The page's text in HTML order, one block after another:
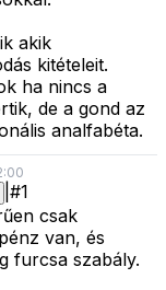
akik
kitételeit.
ha nincs a
de a gond az
analfabéta.
#1
csak
van, és
furcsa szabály.